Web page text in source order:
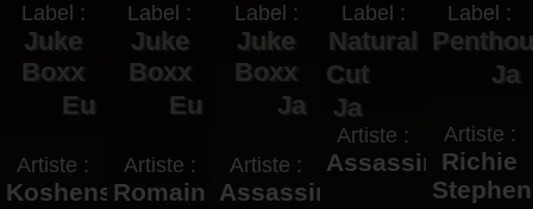
Label :
Juke
Boxx
Eu
Artiste :
Koshens
Label :
Juke
Boxx
Eu
Artiste :
Romain
Label :
Juke
Boxx
Ja
Artiste :
Assassin
Label :
Natural
Cut
Ja
Artiste :
Assassin
Label :
Ja
Artiste :
Richie